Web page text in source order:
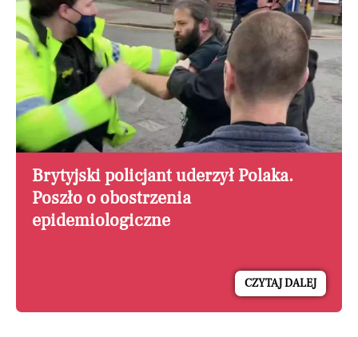
Brytyjski policjant uderzył Polaka.
Poszło o obostrzenia
epidemiologiczne
CZYTAJ DALEJ